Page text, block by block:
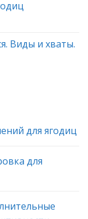
Виды и хваты.
для ягодиц
для